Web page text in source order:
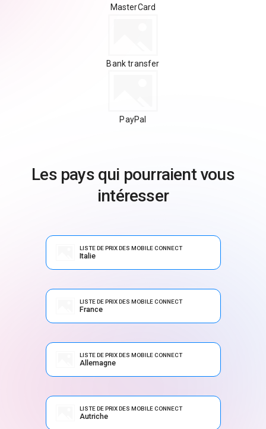
MasterCard
Bank transfer
PayPal
Les pays qui pourraient vous
intéresser
LISTE DE PRIX DES MOBILE CONNECT
Italie
LISTE DE PRIX DES MOBILE CONNECT
France
LISTE DE PRIX DES MOBILE CONNECT
Allemagne
LISTE DE PRIX DES MOBILE CONNECT
Autriche